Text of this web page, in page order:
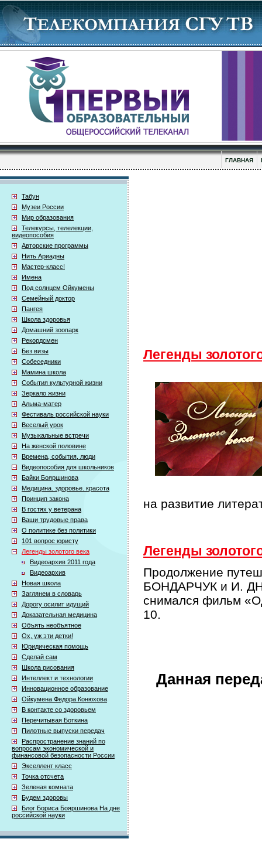
ГЛАВНАЯ
Табун
Музеи России
Мир образования
Телекурсы, телелекции,
видеопособия
Авторские программы
Нить Ариадны
Мастер-класс!
Имена
Под солнцем Ойкумены
Семейный доктор
Пангея
Школа здоровья
Домашний зоопарк
Рекордсмен
Без визы
Собеседники
Мамина школа
События культурной жизни
Зеркало жизни
Альма-матер
Фестиваль российской науки
Веселый урок
Музыкальные встречи
На женской половине
Времена, события, люди
Видеопособия для школьников
Байки Бояршинова
Медицина. здоровье. красота
Принцип закона
В гостях у ветерана
Ваши трудовые права
О политике без политики
101 вопрос юристу
Легенды золотого века
Видеоархив 2011 года
Видеоархив
Новая школа
Заглянем в словарь
Дорогу осилит идущий
Доказательная медицина
Объять необъятное
Ох, уж эти детки!
Юридическая помощь
Сделай сам
Школа рисования
Интеллект и технологии
Инновационное образование
Ойкумена Федора Конюхова
В контакте со здоровьем
Перечитывая Боткина
Пилотные выпуски передач
Распространение знаний по
вопросам экономической и
финансовой безопасности России
Экселлент класс
Точка отсчета
Зеленая комната
Будем здоровы
Блог Бориса Бояршинова На дне
российской науки
Легенды
на развитие
Легенды
Продолжение
БОНДАРЧУК и И.
снимался фильм
10.
Данная